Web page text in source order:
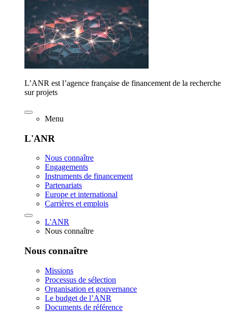
L’ANR est l’agence française de financement de la recherche
sur projets
Menu
L'ANR
Nous connaître
Engagements
Instruments de financement
Partenariats
Europe et international
Carrières et emplois
L'ANR
Nous connaître
Nous connaître
Missions
Processus de sélection
Organisation et gouvernance
Le budget de l’ANR
Documents de référence